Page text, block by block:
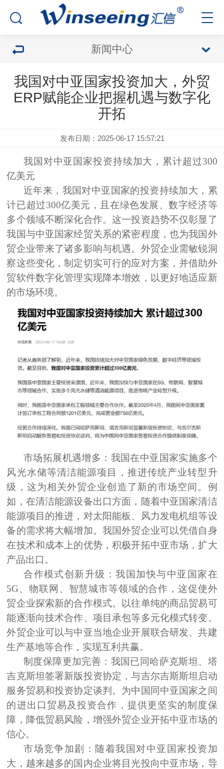
新闻中心
我国对中亚国家投资加大，外贸
ERP赋能企业把握机遇与数字化
开拓
发布日期：2025-06-17 15:57:21
我国对中亚国家投资持续加大， 累计超过300
亿美元
近年来，我国对中亚国家的投资持续加大，累
计已超过300亿美元，且在绿色发展、数字经济等
多个领域不断深化合作。这一投资趋势不仅彰显了
我国与中亚国家经贸关系的紧密程度，也为我国外
贸企业带来了诸多影响与机遇。外贸企业需敏锐洞
察这些变化，制定切实可行的应对方案，并借助外
贸软件数字化管理实现降本增效，以更好地适应新
的市场环境。
市场拓展机遇增多： 我国在中亚国家实施多个
风光水储等清洁能源项目，推进传统产业转型升
级，这为相关外贸企业创造了新的市场空间。例
如，在清洁能源设备出口方面，随着中亚国家清洁
能源项目的推进，对太阳能板、风力发电机组等设
备的需求将大幅增加。我国外贸企业可以凭借自身
在技术和成本上的优势，积极开拓中亚市场，扩大
产品出口。
合作模式创新升级：我国加快与中亚国家在
5G、物联网、智慧城市等领域的合作，这促使外
贸企业探索新的合作模式。以往单纯的商品贸易可
能逐渐向技术合作、项目承包等多元化模式转变。
外贸企业可以与中亚当地企业开展联合研发、共建
生产基地等合作，实现互利共赢。
制度保障更加完善： 我国已同哈萨克斯坦、塔
吉克斯坦签署新版投资协定，与吉尔吉斯斯坦启动
服务贸易和投资协定谈判。为中国同中亚国家之间
的进出口贸易及投资合作，提供更坚实的制度保
障，降低贸易风险，增强外贸企业开拓中亚市场的
信心。
市场竞争加剧： 随着我国对中亚国家投资加
大，越来越多的国内企业将目光投向中亚市场，导